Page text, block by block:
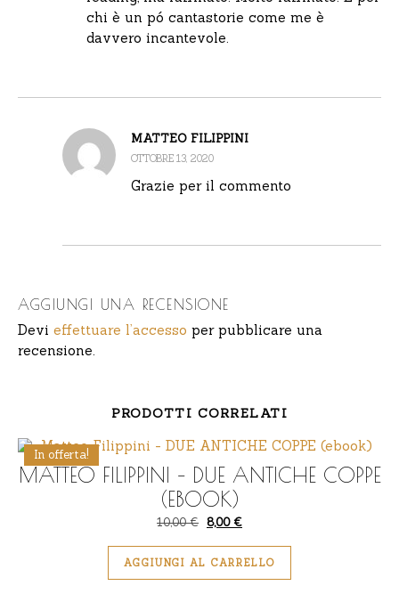
chi è un pó cantastorie come me è
davvero incantevole.
MATTEO FILIPPINI
OTTOBRE 13, 2020
Grazie per il commento
AGGIUNGI UNA RECENSIONE
Devi effettuare l’accesso per pubblicare una
recensione.
PRODOTTI CORRELATI
In offerta!
MATTEO FILIPPINI – DUE ANTICHE COPPE
(EBOOK)
10,00€ Il prezzo originale era: 10,00 €.
8,00€Il prezzo attuale è: 8,00 €.
AGGIUNGI AL CARRELLO